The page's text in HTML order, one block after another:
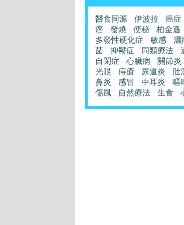
醫食同源 伊波拉 癌症
癌
發燒 便秘 柏金遜
多發性硬化症
敏感 濕
菌
抑鬱症 同類療法
自閉症
心臟病 關節炎
光眼
痔瘡 尿道炎 肚
鼻炎
感冒 中耳炎 嘔
傷風
自然療法 生食